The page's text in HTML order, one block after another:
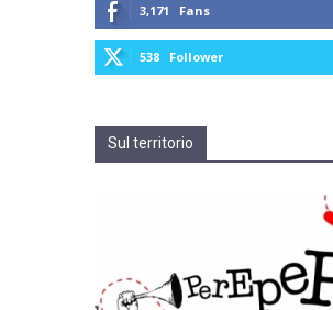
3,171 Fans
538 Follower
Sul territorio